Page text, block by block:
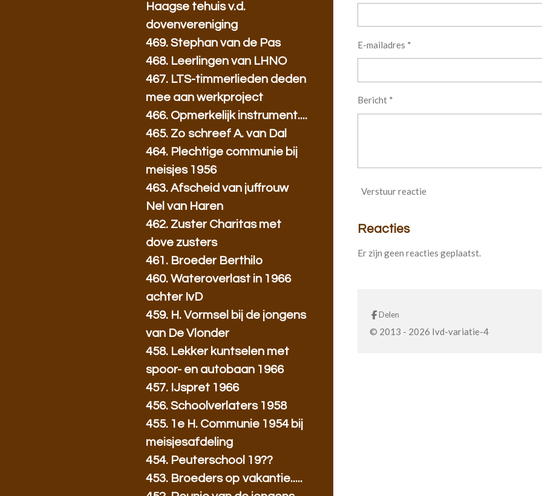
E-mailadres *
Bericht *
Verstuur reactie
Reacties
Er zijn geen reacties geplaatst.
Delen
© 2013 - 2026 Ivd-variatie-4
Haagse tehuis v.d.
dovenvereniging
469. Stephan van de Pas
468. Leerlingen van LHNO
467. LTS-timmerlieden deden
mee aan werkproject
466. Opmerkelijk instrument....
465. Zo schreef A. van Dal
464. Plechtige communie bij
meisjes 1956
463. Afscheid van juffrouw
Nel van Haren
462. Zuster Charitas met
dove zusters
461. Broeder Berthilo
460. Wateroverlast in 1966
achter IvD
459. H. Vormsel bij de jongens
van De Vlonder
458. Lekker kuntselen met
spoor- en autobaan 1966
457. IJspret 1966
456. Schoolverlaters 1958
455. 1e H. Communie 1954 bij
meisjesafdeling
454. Peuterschool 19??
453. Broeders op vakantie.....